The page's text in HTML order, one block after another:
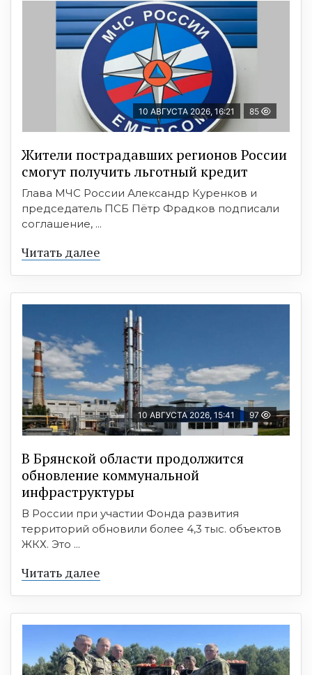
10 АВГУСТА 2026, 16:21 85
Жители пострадавших регионов России
смогут получить льготный кредит
Глава МЧС России Александр Куренков и
председатель ПСБ Пётр Фрадков подписали
соглашение, ...
Читать далее
10 АВГУСТА 2026, 15:41 97
В Брянской области продолжится
обновление коммунальной
инфраструктуры
В России при участии Фонда развития
территорий обновили более 4,3 тыс. объектов
ЖКХ. Это ...
Читать далее